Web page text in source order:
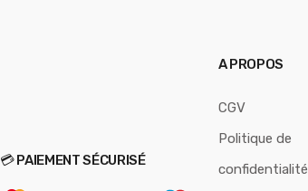
💳 PAIEMENT SÉCURISÉ
A PROPOS
CGV
Politique de
confidentialité